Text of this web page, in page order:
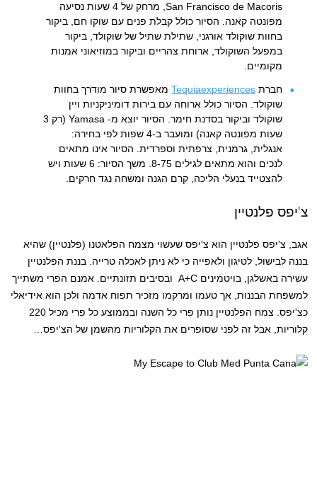
San Francisco de Macoris, מרחק של 4 שעות נסיעה
מפונטה קאנה. הסיור כולל קבלת פנים עם שוקו חם, ביקור
בחוות שוקולד אורגני, שתילת שתיל של שוקולד, ביקור
במפעל השוקולד, ארוחת צהריים וביקור במוזיאוני אמנות
מקומיים.
חברת Tequiaexperiencesמאפשרת סיור מודרך בחוות
שוקולד. הסיור כולל ארוחה עם בירות דומיניקניות ויין
שוקולד וביקור בסדנת חימר. הסיור יוצא מ- Yamasa (רק 3
שעות מפונטה קאנה) ומועבר ב-4 שפות לפי בחירה:
אנגלית, גרמנית, צרפתית וספרדית. הסיור אינו מתאים
לנכים והוא מתאים לגילים 8-75. משך הסיור: 6 שעות ויש
להצטייד בנעלי הליכה, קרם הגנה ומשחה נגד חרקים.
צ'יפס פלנטיין
אגב, צ'יפס פלנטיין הוא צ'יפס שעשוי מצמח הפלאטנו (פלנטיין) שהיא
בננה לבישול, לטיגון ולאפייה כי לא ניתן לאכלה טרייה. בננת הפלנטיין
עשירה באשלגן, בויטמינים A+C ובסיבים תזונתיים. אמנם הפרי משתייך
למשפחת הבננות, אך טעמו ומרקמו מזכיר תפוח אדמה ולכן הוא אידיאלי
כצ'יפס. צמח הפלנטיין נותן פרי כל השנה ובממוצע כל פרי מכיל 220
קלוריות, אבל זה לפני שסופרים את הקלוריות מהשמן של הצ'יפס…